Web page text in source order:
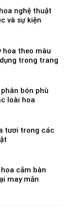
nghệ thuật
và sự kiện
hoa theo màu
trong trang
bón phù
loài hoa
tươi trong các
cắm bàn
may mắn